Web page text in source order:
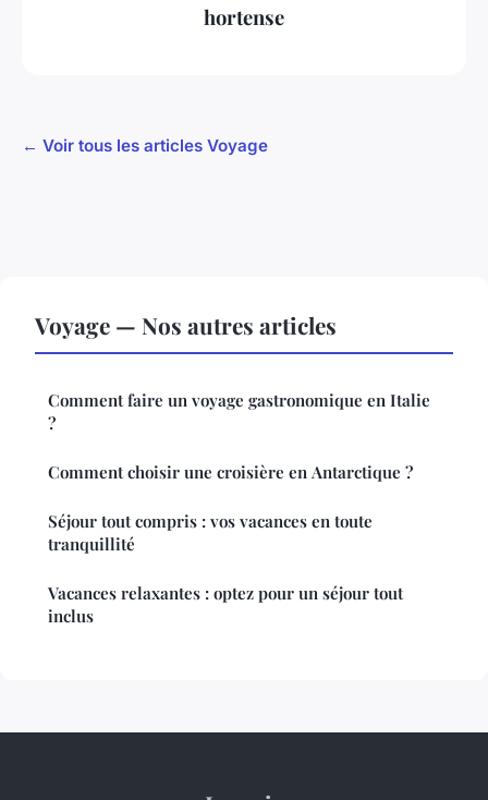
hortense
← Voir tous les articles Voyage
Voyage — Nos autres articles
Comment faire un voyage gastronomique en Italie
?
Comment choisir une croisière en Antarctique ?
Séjour tout compris : vos vacances en toute
tranquillité
Vacances relaxantes : optez pour un séjour tout
inclus